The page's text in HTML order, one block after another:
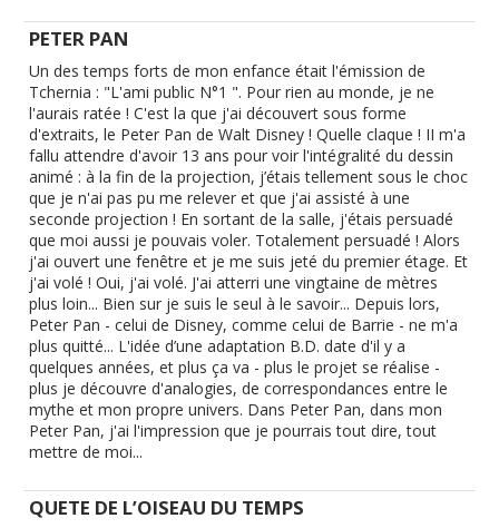
PETER PAN
Un des temps forts de mon enfance était l'émission de
Tchernia : "L'ami public N°1 ". Pour rien au monde, je ne
l'aurais ratée ! C'est la que j'ai découvert sous forme
d'extraits, le Peter Pan de Walt Disney ! Quelle claque ! II m'a
fallu attendre d'avoir 13 ans pour voir l'intégralité du dessin
animé : à la fin de la projection, j’étais tellement sous le choc
que je n'ai pas pu me relever et que j'ai assisté à une
seconde projection ! En sortant de la salle, j'étais persuadé
que moi aussi je pouvais voler. Totalement persuadé ! Alors
j'ai ouvert une fenêtre et je me suis jeté du premier étage. Et
j'ai volé ! Oui, j'ai volé. J'ai atterri une vingtaine de mètres
plus loin... Bien sur je suis le seul à le savoir... Depuis lors,
Peter Pan - celui de Disney, comme celui de Barrie - ne m'a
plus quitté... L'idée d’une adaptation B.D. date d'il y a
quelques années, et plus ça va - plus le projet se réalise -
plus je découvre d'analogies, de correspondances entre le
mythe et mon propre univers. Dans Peter Pan, dans mon
Peter Pan, j'ai l'impression que je pourrais tout dire, tout
mettre de moi...
QUETE DE L’OISEAU DU TEMPS